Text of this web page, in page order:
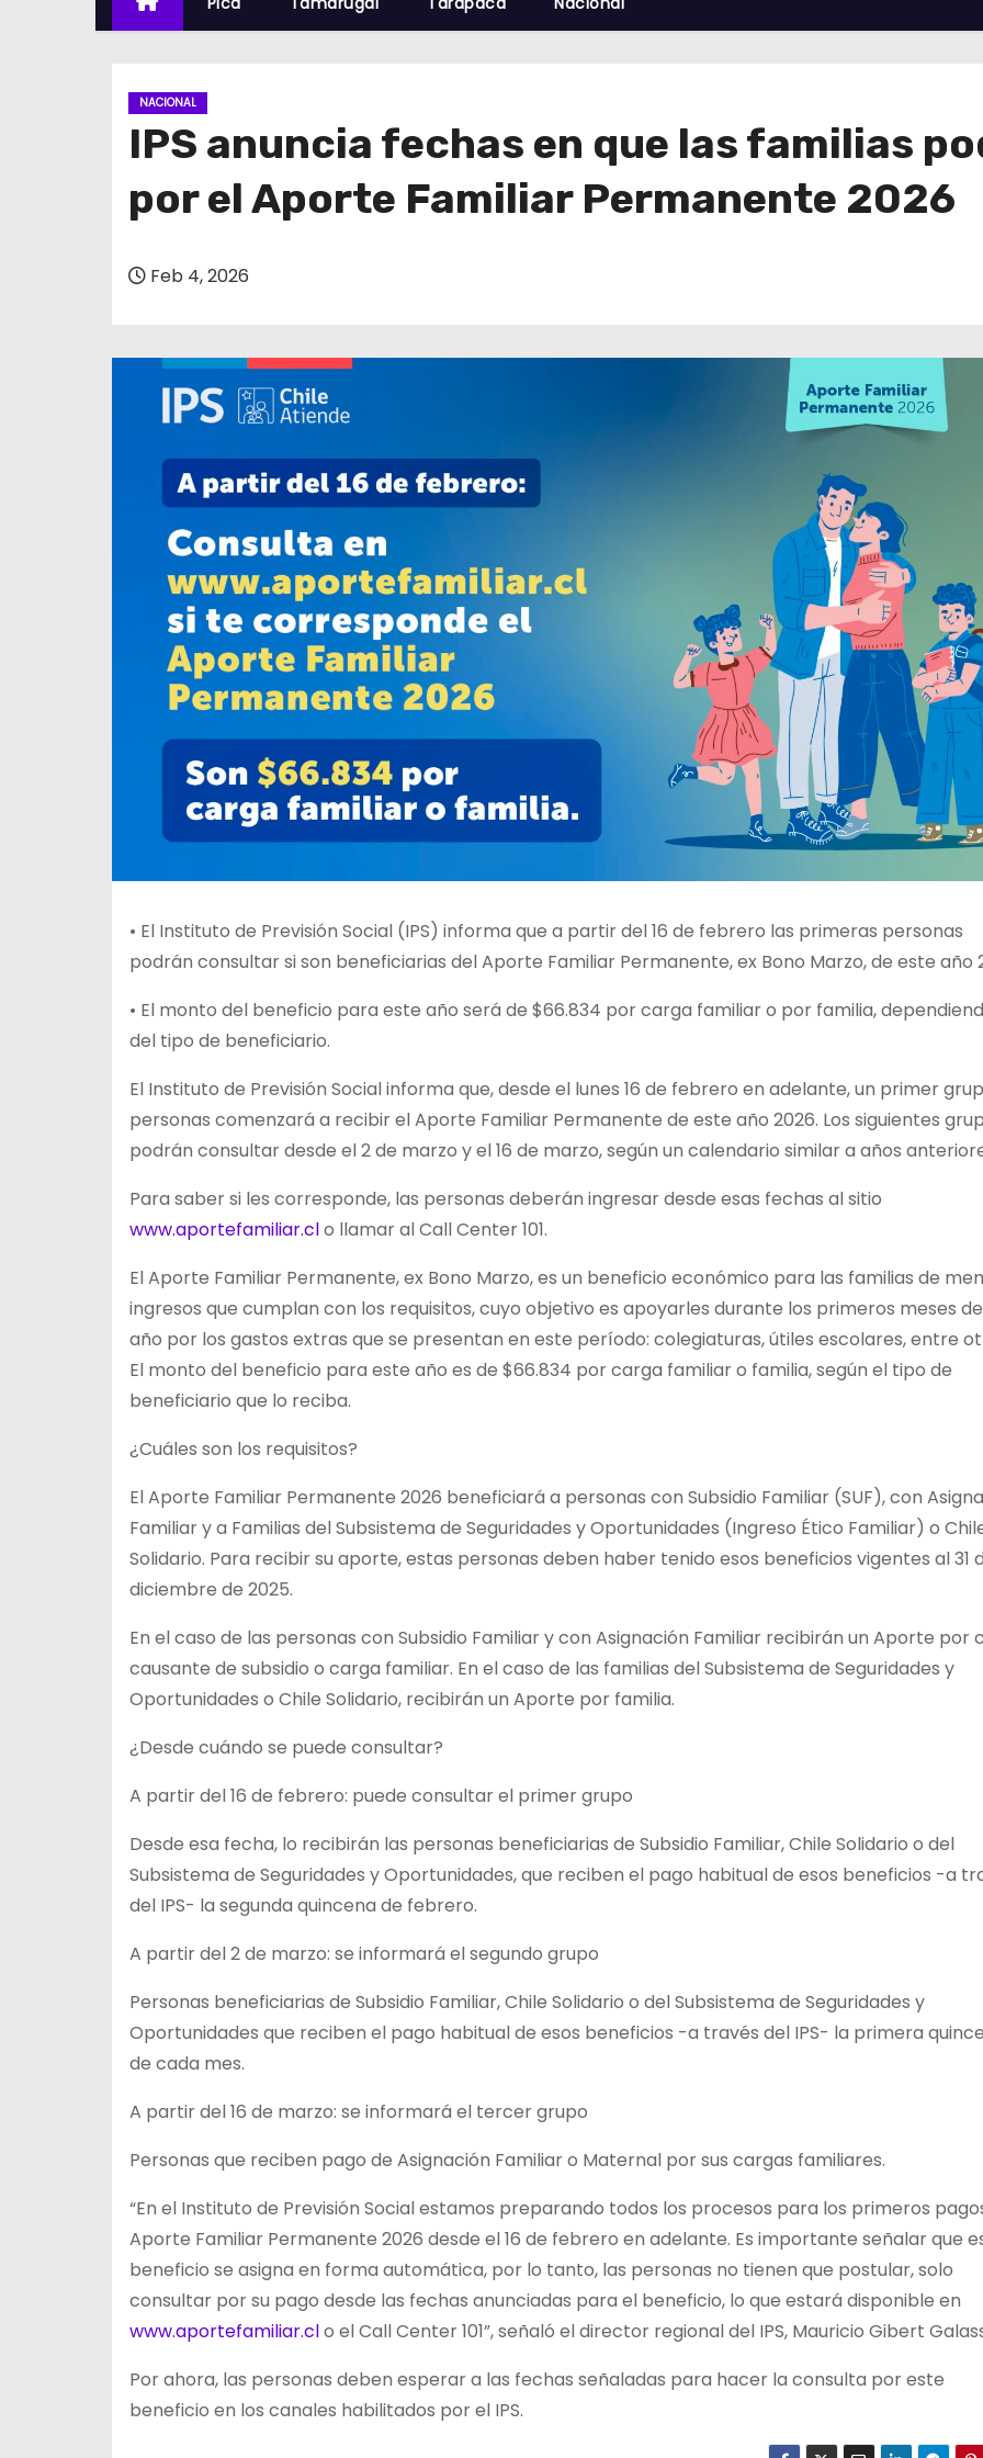
NACIONAL
IPS anuncia fechas en que las familias
por el Aporte Familiar Permanente 2026
Feb 4, 2026
• El Instituto de Previsión Social (IPS) informa que a partir del 16 de febrero las primeras personas
podrán consultar si son beneficiarias del Aporte Familiar Permanente, ex Bono Marzo, de este año
• El monto del beneficio para este año será de $66.834 por carga familiar o por familia,
del tipo de beneficiario.
El Instituto de Previsión Social informa que, desde el lunes 16 de febrero en adelante, un primer
personas comenzará a recibir el Aporte Familiar Permanente de este año 2026. Los siguientes
podrán consultar desde el 2 de marzo y el 16 de marzo, según un calendario similar a años
Para saber si les corresponde, las personas deberán ingresar desde esas fechas al sitio
www.aportefamiliar.clo llamar al Call Center 101.
El Aporte Familiar Permanente, ex Bono Marzo, es un beneficio económico para las familias de
ingresos que cumplan con los requisitos, cuyo objetivo es apoyarles durante los primeros meses
año por los gastos extras que se presentan en este período: colegiaturas, útiles escolares, entre
El monto del beneficio para este año es de $66.834 por carga familiar o familia, según el tipo de
beneficiario que lo reciba.
¿Cuáles son los requisitos?
El Aporte Familiar Permanente 2026 beneficiará a personas con Subsidio Familiar (SUF), con
Familiar y a Familias del Subsistema de Seguridades y Oportunidades (Ingreso Ético Familiar) o
Solidario. Para recibir su aporte, estas personas deben haber tenido esos beneficios vigentes al 31
diciembre de 2025.
En el caso de las personas con Subsidio Familiar y con Asignación Familiar recibirán un Aporte por
causante de subsidio o carga familiar. En el caso de las familias del Subsistema de Seguridades y
Oportunidades o Chile Solidario, recibirán un Aporte por familia.
¿Desde cuándo se puede consultar?
A partir del 16 de febrero: puede consultar el primer grupo
Desde esa fecha, lo recibirán las personas beneficiarias de Subsidio Familiar, Chile Solidario o del
Subsistema de Seguridades y Oportunidades, que reciben el pago habitual de esos beneficios -a
del IPS- la segunda quincena de febrero.
A partir del 2 de marzo: se informará el segundo grupo
Personas beneficiarias de Subsidio Familiar, Chile Solidario o del Subsistema de Seguridades y
Oportunidades que reciben el pago habitual de esos beneficios -a través del IPS- la primera
de cada mes.
A partir del 16 de marzo: se informará el tercer grupo
Personas que reciben pago de Asignación Familiar o Maternal por sus cargas familiares.
“En el Instituto de Previsión Social estamos preparando todos los procesos para los primeros
Aporte Familiar Permanente 2026 desde el 16 de febrero en adelante. Es importante señalar que
beneficio se asigna en forma automática, por lo tanto, las personas no tienen que postular, solo
consultar por su pago desde las fechas anunciadas para el beneficio, lo que estará disponible en
www.aportefamiliar.clo el Call Center 101”, señaló el director regional del IPS, Mauricio Gibert
Por ahora, las personas deben esperar a las fechas señaladas para hacer la consulta por este
beneficio en los canales habilitados por el IPS.